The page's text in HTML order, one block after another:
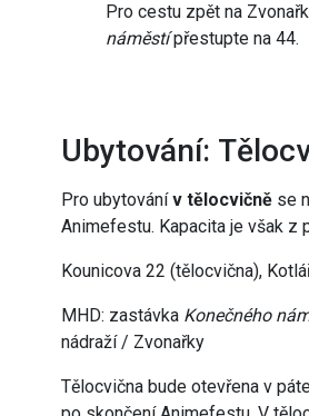
Pro cestu zpět na
náměstípřestupte na 44.
Ubytování:
Pro ubytovánív tělocvičně se
Animefestu. Kapacita je však z
Kounicova 22 (tělocvična),
MHD: zastávka Konečného
nádraží / Zvonařky
Tělocvična bude otevřena v